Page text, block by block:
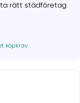
rätt städföretag
köpkrav